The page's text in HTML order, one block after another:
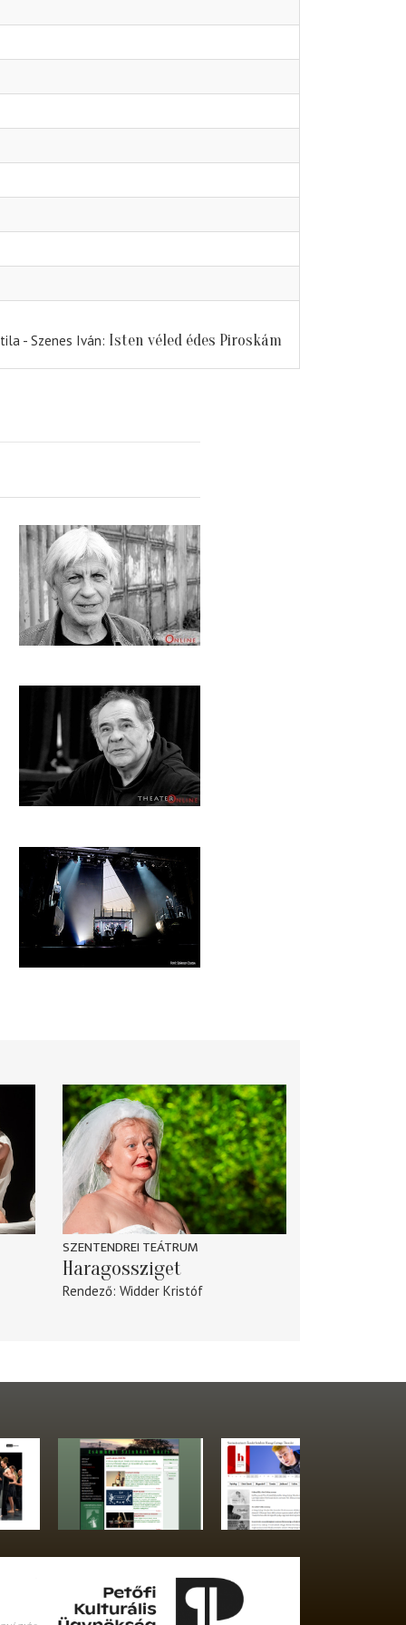
- Szenes Iván Isten véled édes Piroskám
SZENTENDREI TEÁTRUM
Haragossziget
Rendező Widder Kristóf